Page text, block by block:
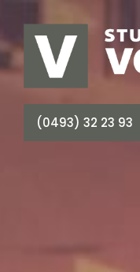
(0493) 32 23 93